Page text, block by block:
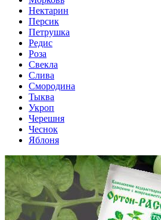
Нектарин
Персик
Петрушка
Редис
Роза
Свекла
Слива
Смородина
Тыква
Укроп
Черешня
Чеснок
Яблоня